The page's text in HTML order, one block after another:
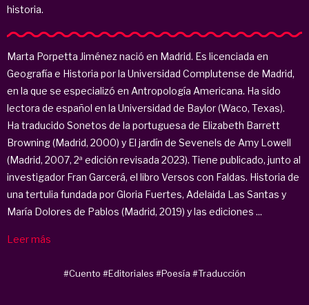
historia.
Marta Porpetta Jiménez nació en Madrid. Es licenciada en
Geografía e Historia por la Universidad Complutense de Madrid,
en la que se especializó en Antropología Americana. Ha sido
lectora de español en la Universidad de Baylor (Waco, Texas).
Ha traducido Sonetos de la portuguesa de Elizabeth Barrett
Browning (Madrid, 2000) y El jardín de Sevenels de Amy Lowell
(Madrid, 2007, 2ª edición revisada 2023). Tiene publicado, junto al
investigador Fran Garcerá, el libro Versos con Faldas. Historia de
una tertulia fundada por Gloria Fuertes, Adelaida Las Santas y
María Dolores de Pablos (Madrid, 2019) y las ediciones ...
Leer más
#Cuento #Editoriales #Poesía #Traducción